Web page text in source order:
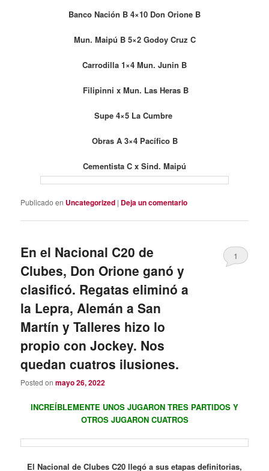
Banco Nación B 4×10 Don Orione B
Mun. Maipú B 5×2 Godoy Cruz C
Carrodilla 1×4 Mun. Junin B
Filipinni x Mun. Las Heras B
Supe 4×5 La Cumbre
Obras A 3×4 Pacífico B
Cementista C x Sind. Maipú
Publicado en Uncategorized | Deja un comentario
En el Nacional C20 de
Clubes, Don Orione ganó y
clasificó. Regatas eliminó a
la Lepra, Alemán a San
Martín y Talleres hizo lo
propio con Jockey. Nos
quedan cuatros ilusiones.
Posted onmayo 26, 2022
1
INCREÍBLEMENTE UNOS JUGARON TRES PARTIDOS Y
OTROS JUGARON CUATROS
El Nacional de Clubes C20 llegó a sus etapas definitorias,